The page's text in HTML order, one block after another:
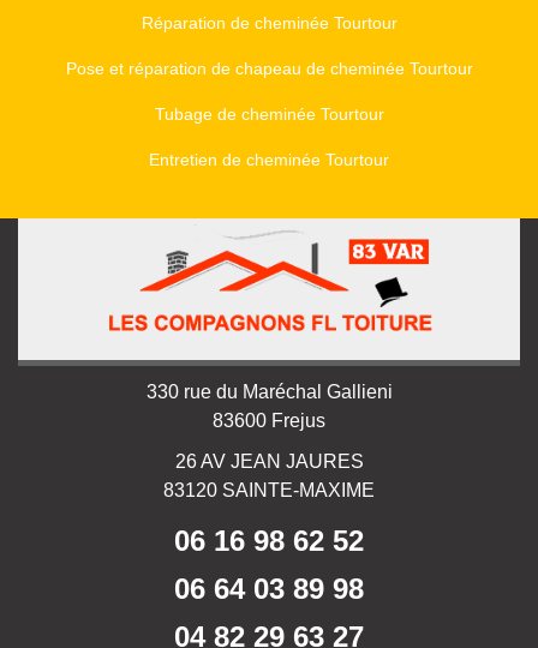
Réparation de cheminée Tourtour
Pose et réparation de chapeau de cheminée Tourtour
Tubage de cheminée Tourtour
Entretien de cheminée Tourtour
330 rue du Maréchal Gallieni
83600 Frejus
26 AV JEAN JAURES
83120 SAINTE-MAXIME
06 16 98 62 52
06 64 03 89 98
04 82 29 63 27